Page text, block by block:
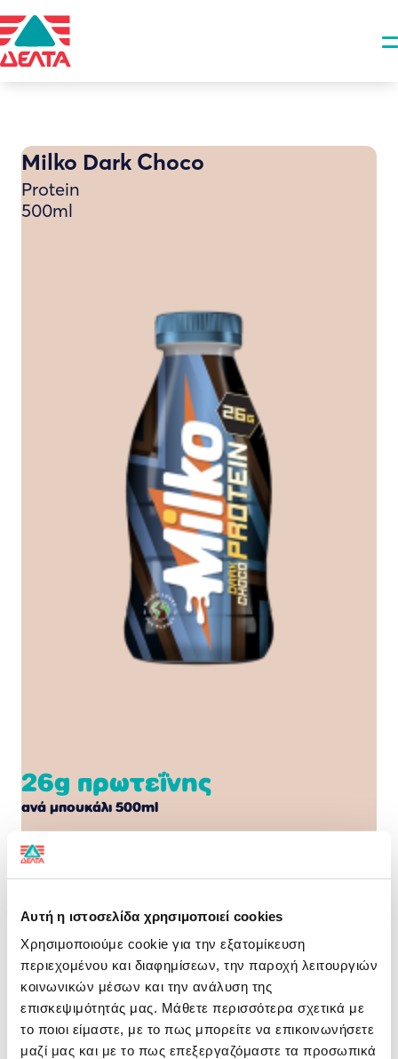
Αυτή η ιστοσελίδα χρησιμοποιεί cookies
Χρησιμοποιούμε cookie για την εξατομίκευση
περιεχομένου και διαφημίσεων, την παροχή λειτουργιών
κοινωνικών μέσων και την ανάλυση της
επισκεψιμότητάς μας. Μάθετε περισσότερα σχετικά με
το ποιοι είμαστε, με το πως μπορείτε να επικοινωνήσετε
μαζί μας και με το πως επεξεργαζόμαστε τα προσωπικά
Milko Dark Choco
Protein
500ml
26g πρωτεΐνης
ανά μπουκάλι 500ml
0% προσθήκη ζάχαρης,
Η πλούσια σοκολατένια γεύση του MILKO δίνει
ενέργεια στον οργανισμό σου και σου χαρίζει μια
μοναδική γευστική εμπειρία, κάθε στιγμή της
μέρας!#KANTOALITHINO
NUTRITIONAL DECLARATION
per 100ml